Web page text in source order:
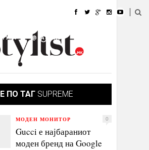
УБАВИНА
@РАБОТА
ИЗЛОГ
ПО ТАГ SUPREME
МОДЕН МОНИТОР 0
Gucci е најбараниот
моден бренд на Google